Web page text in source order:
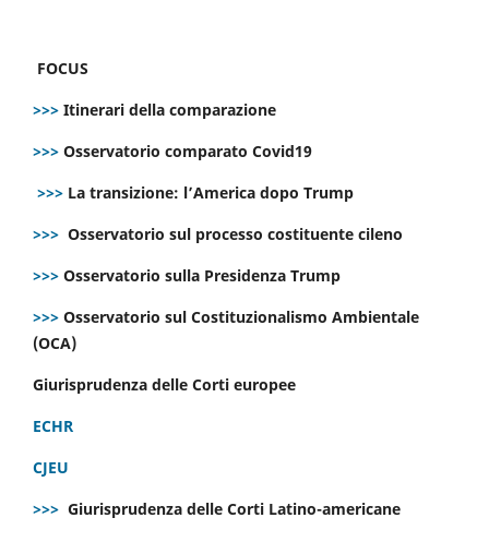
FOCUS
>>> Itinerari della comparazione
>>> Osservatorio comparato Covid19
>>> La transizione: l’America dopo Trump
>>> Osservatorio sul processo costituente cileno
>>> Osservatorio sulla Presidenza Trump
>>> Osservatorio sul Costituzionalismo Ambientale
(OCA)
Giurisprudenza delle Corti europee
ECHR
CJEU
>>> Giurisprudenza delle Corti Latino-americane